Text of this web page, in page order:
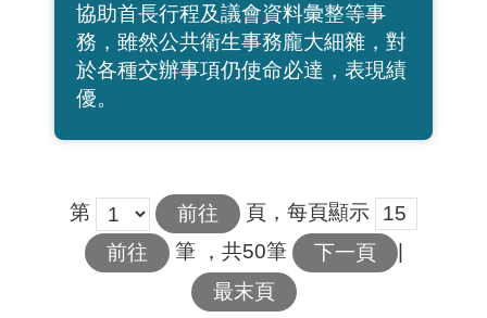
協助首長行程及議會資料彙整等事
務，雖然公共衛生事務龐大細雜，對
於各種交辦事項仍使命必達，表現績
優。
第
頁，每頁顯示
筆
，共50筆 下一頁
|
最末頁